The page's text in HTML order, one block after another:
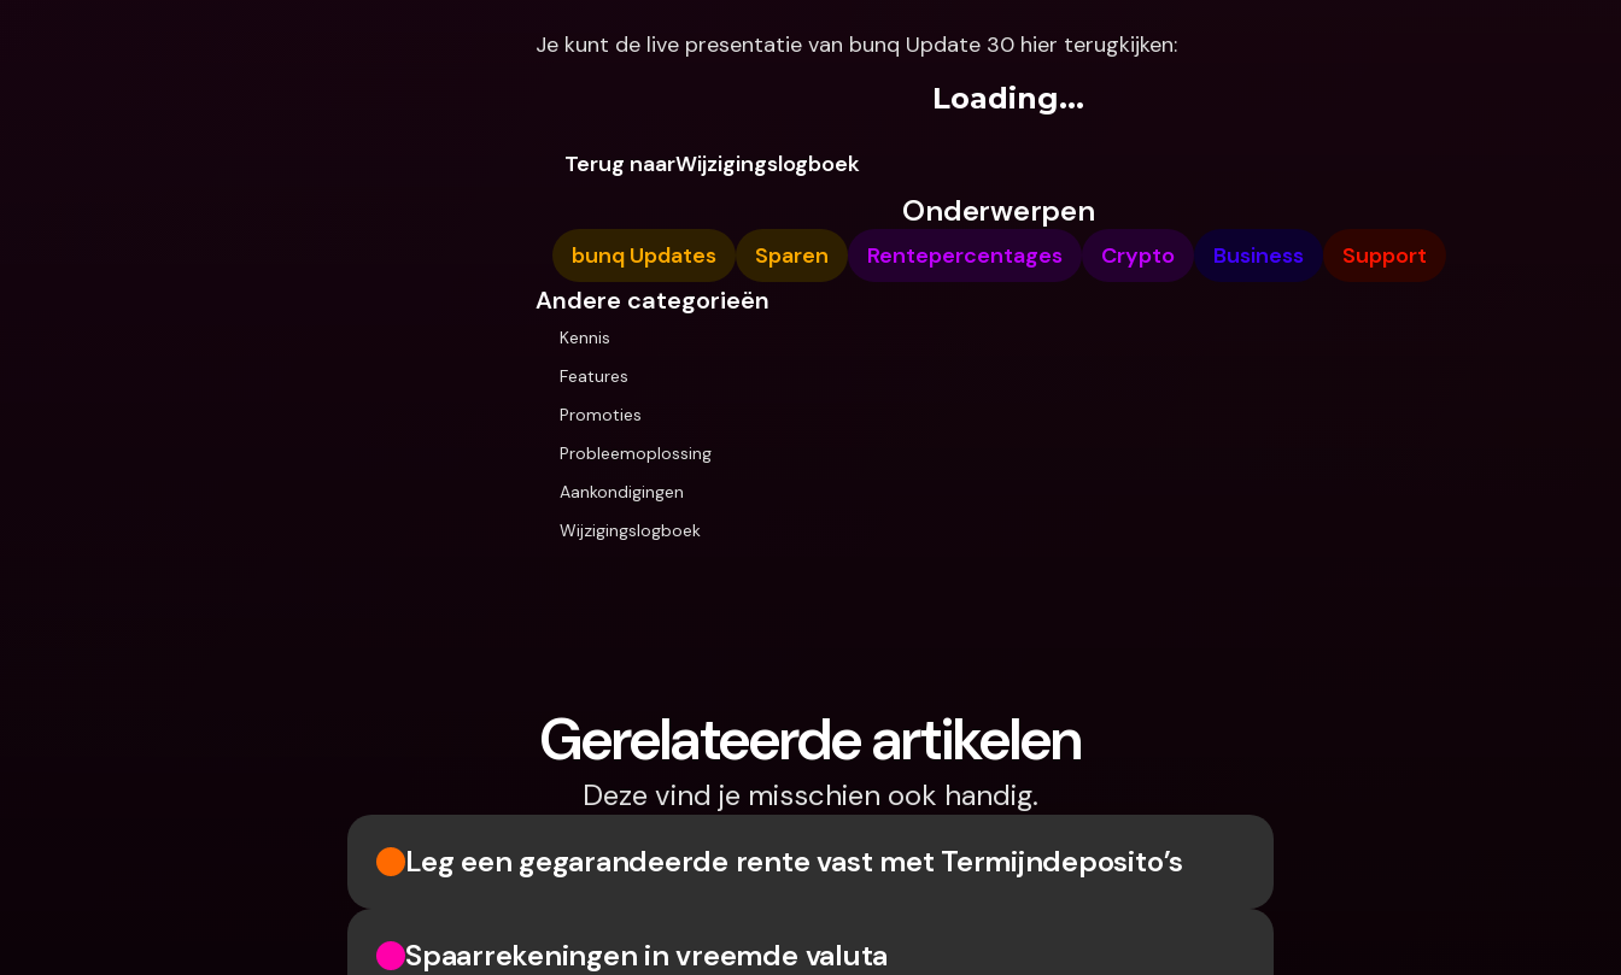
Je kunt de live presentatie van bunq Update 30 hier terugkijken:
Loading...
Terug naarWijzigingslogboek
Onderwerpen
bunq Updates Sparen Rentepercentages Crypto Business Support
Andere categorieën
Kennis
Features
Promoties
Probleemoplossing
Aankondigingen
Wijzigingslogboek
Gerelateerde artikelen
Deze vind je misschien ook handig.
Leg een gegarandeerde rente vast met Termijndeposito’s
Spaarrekeningen in vreemde valuta